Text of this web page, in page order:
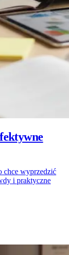
chce wyprzedzić
i praktyczne